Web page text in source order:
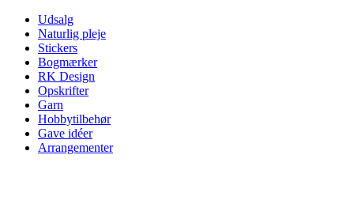
Udsalg
Naturlig pleje
Stickers
Bogmærker
RK Design
Opskrifter
Garn
Hobbytilbehør
Gave idéer
Arrangementer